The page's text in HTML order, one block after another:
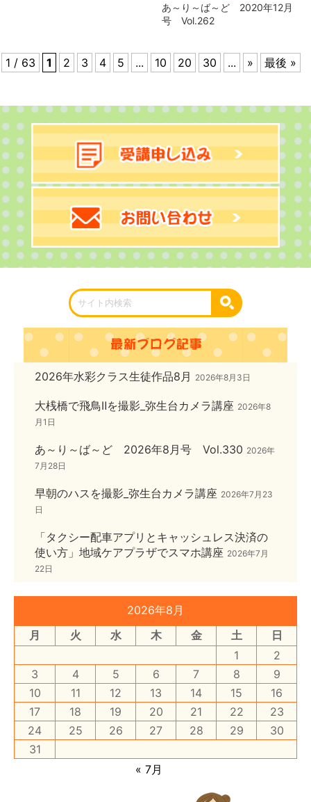
あ～り～ば～ど 2020年12月
号 Vol.262
1 / 63 1 2 3 4 5 ... 10 20 30 ... » 最後 »
2026年水彩クラス生徒作品8月 2026年8月3日
大桟橋で飛鳥Ⅱを撮影_弥生台カメラ講座 2026年8
月1日
あ～り～ば～ど 2026年8月号 Vol.330 2026年
7月28日
早朝のハスを撮影_弥生台カメラ講座 2026年7月23
日
「タクシー配車アプリとキャッシュレス決済の
使い方」地域ケアプラザでスマホ講座 2026年7月
22日
2026年8月
月
火 水 木 金 土
日
1
2
3
4 5 6 7 8
9
10
11 12 13 14 15
16
17
18 19 20 21 22
23
24
25 26 27 28 29
30
31
« 7月